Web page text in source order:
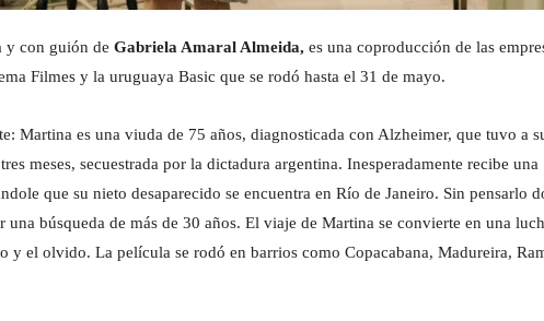
y con guión de Gabriela Amaral Almeida, es una coproducción de las
Filmes y la uruguaya Basic que se rodó hasta el 31 de mayo.
Martina es una viuda de 75 años, diagnosticada con Alzheimer, que tuvo a
meses, secuestrada por la dictadura argentina. Inesperadamente recibe una
que su nieto desaparecido se encuentra en Río de Janeiro. Sin pensarlo
una búsqueda de más de 30 años. El viaje de Martina se convierte en una
y el olvido. La película se rodó en barrios como Copacabana, Madureira,